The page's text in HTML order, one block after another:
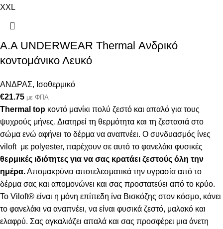
XXL
Α.A UNDERWEAR Thermal Ανδρικό
κοντομάνικο Λευκό
ΑΝΔΡΑΣ, Ισοθερμικό
€21.75 με ΦΠΑ
Thermal top κοντό μανίκι πολύ ζεστό και απαλό για τους
ψυχρούς μήνες. Διατηρεί τη θερμότητα και τη ζεστασιά στο
σώμα ενώ αφήνει το δέρμα να αναπνέει. Ο συνδυασμός ίνες
viloft με polyester, παρέχουν σε αυτό το φανελάκι φυσικές
θερμικές ιδιότητες για να σας κρατάει ζεστούς όλη την
ημέρα.Απομακρύνει αποτελεσματικά την υγρασία από το
δέρμα σας και απομονώνει και σας προστατεύει από το κρύο.
Το Viloft® είναι η μόνη επίπεδη ίνα Βισκόζης στον κόσμο, κάνει
το φανελάκι να αναπνέει, να είναι φυσικά ζεστό, μαλακό και
ελαφρύ. Σας αγκαλιάζει απαλά και σας προσφέρει μια άνετη